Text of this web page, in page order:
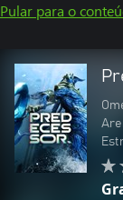
Pular para o